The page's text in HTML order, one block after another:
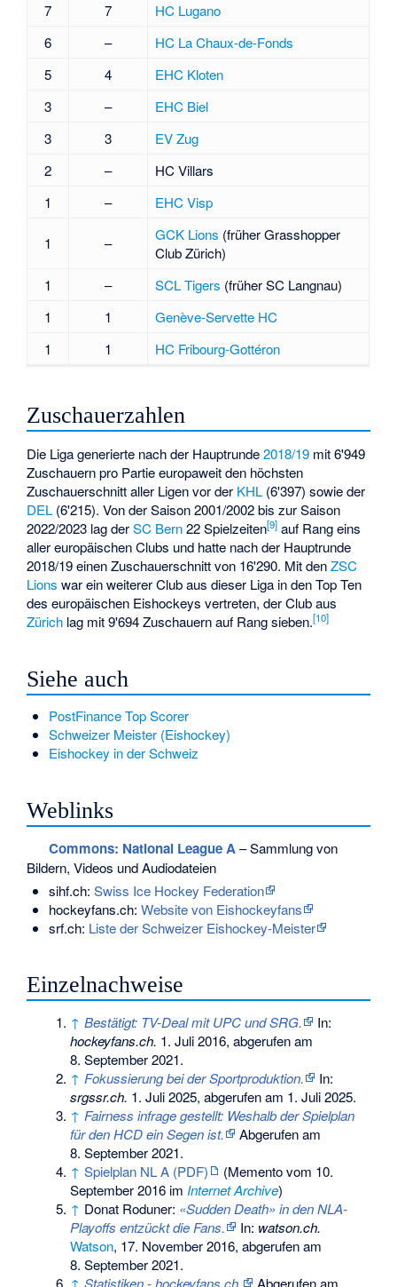
7
7
HC Lugano
6
–
HC La Chaux-de-Fonds
5
4
EHC Kloten
3
–
EHC Biel
3
3
EV Zug
2
–
HC Villars
1
– EHC Visp
1 – GCK Lions (früher Grasshopper
Club Zürich)
1
– SCL Tigers (früher SC Langnau)
1
1
Genève-Servette HC
1
1 HC Fribourg-Gottéron
Zuschauerzahlen
Die Liga generierte nach der Hauptrunde2018/19 mit 6'949
Zuschauern pro Partie europaweit den höchsten
Zuschauerschnitt aller Ligen vor der KHL (6'397) sowie der
DEL (6'215). Von der Saison 2001/2002 bis zur Saison
2022/2023 lag derSC Bern22 Spielzeiten[9] auf Rang eins
aller europäischen Clubs und hatte nach der Hauptrunde
2018/19 einen Zuschauerschnitt von 16'290. Mit denZSC
Lions war ein weiterer Club aus dieser Liga in den Top Ten
des europäischen Eishockeys vertreten, der Club aus
Zürich lag mit 9'694 Zuschauern auf Rang sieben.[10]
Siehe auch
PostFinance Top Scorer
Schweizer Meister (Eishockey)
Eishockey in der Schweiz
Weblinks
Commons: National League A– Sammlung von
Bildern, Videos und Audiodateien
sihf.ch: Swiss Ice Hockey Federation
hockeyfans.ch: Website von Eishockeyfans
srf.ch: Liste der Schweizer Eishockey-Meister
Einzelnachweise
↑ Bestätigt: TV-Deal mit UPC und SRG.
In:
hockeyfans.ch. 1. Juli 2016, abgerufen am
8. September 2021.
↑ Fokussierung bei der Sportproduktion.
In:
srgssr.ch. 1. Juli 2025, abgerufen am 1. Juli 2025.
↑ Fairness infrage gestellt: Weshalb der Spielplan
für den HCD ein Segen ist.
Abgerufen am
8. September 2021.
↑ Spielplan NL A (PDF) (Mementovom 10.
September 2016 imInternet Archive)
↑ Donat Roduner: «Sudden Death» in den NLA-
Playoffs entzückt die Fans.
In: watson.ch.
Watson, 17. November 2016, abgerufen am
8. September 2021.